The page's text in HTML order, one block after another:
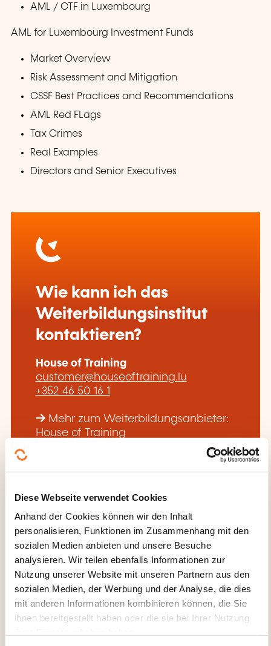
Diese Webseite verwendet Cookies
Anhand der Cookies können wir den Inhalt
personalisieren, Funktionen im Zusammenhang mit den
sozialen Medien anbieten und unsere Besuche
analysieren. Wir teilen ebenfalls Informationen zur
Nutzung unserer Website mit unseren Partnern aus den
sozialen Medien, der Werbung und der Analyse, die dies
mit anderen Informationen kombinieren können, die Sie
ihnen bereitgestellt haben oder die sie bei Ihrer Nutzung
AML / CTF in Luxembourg
AML for Luxembourg Investment Funds
Market Overview
Risk Assessment and Mitigation
CSSF Best Practices and Recommendations
AML Red FLags
Tax Crimes
Real Examples
Directors and Senior Executives
Wie kann ich das
Weiterbildungsinstitut
kontaktieren?
House of Training
customer@houseoftraining.lu
+352 46 50 16 1
Mehr zum Weiterbildungsanbieter:
House of Training
DIESE WEITERBILDUNGEN
KÖNNTEN SIE INTERESSIEREN
EN